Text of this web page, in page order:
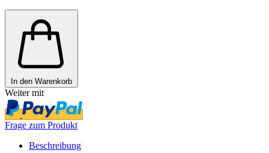
In den Warenkorb
Weiter mit
Frage zum Produkt
Beschreibung